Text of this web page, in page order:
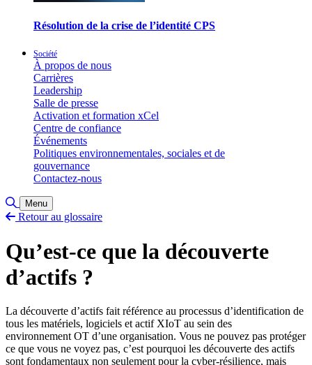
Résolution de la crise de l’identité CPS
Société
À propos de nous
Carrières
Leadership
Salle de presse
Activation et formation xCel
Centre de confiance
Événements
Politiques environnementales, sociales et de
gouvernance
Contactez-nous
Basculer la recherche
Menu
Retour au glossaire
Qu’est-ce que la découverte
d’actifs ?
La découverte d’actifs fait référence au processus d’identification de
tous les matériels, logiciels et actif XIoT au sein des
environnement OT d’une organisation. Vous ne pouvez pas protéger
ce que vous ne voyez pas, c’est pourquoi les découverte des actifs
sont fondamentaux non seulement pour la cyber-résilience, mais